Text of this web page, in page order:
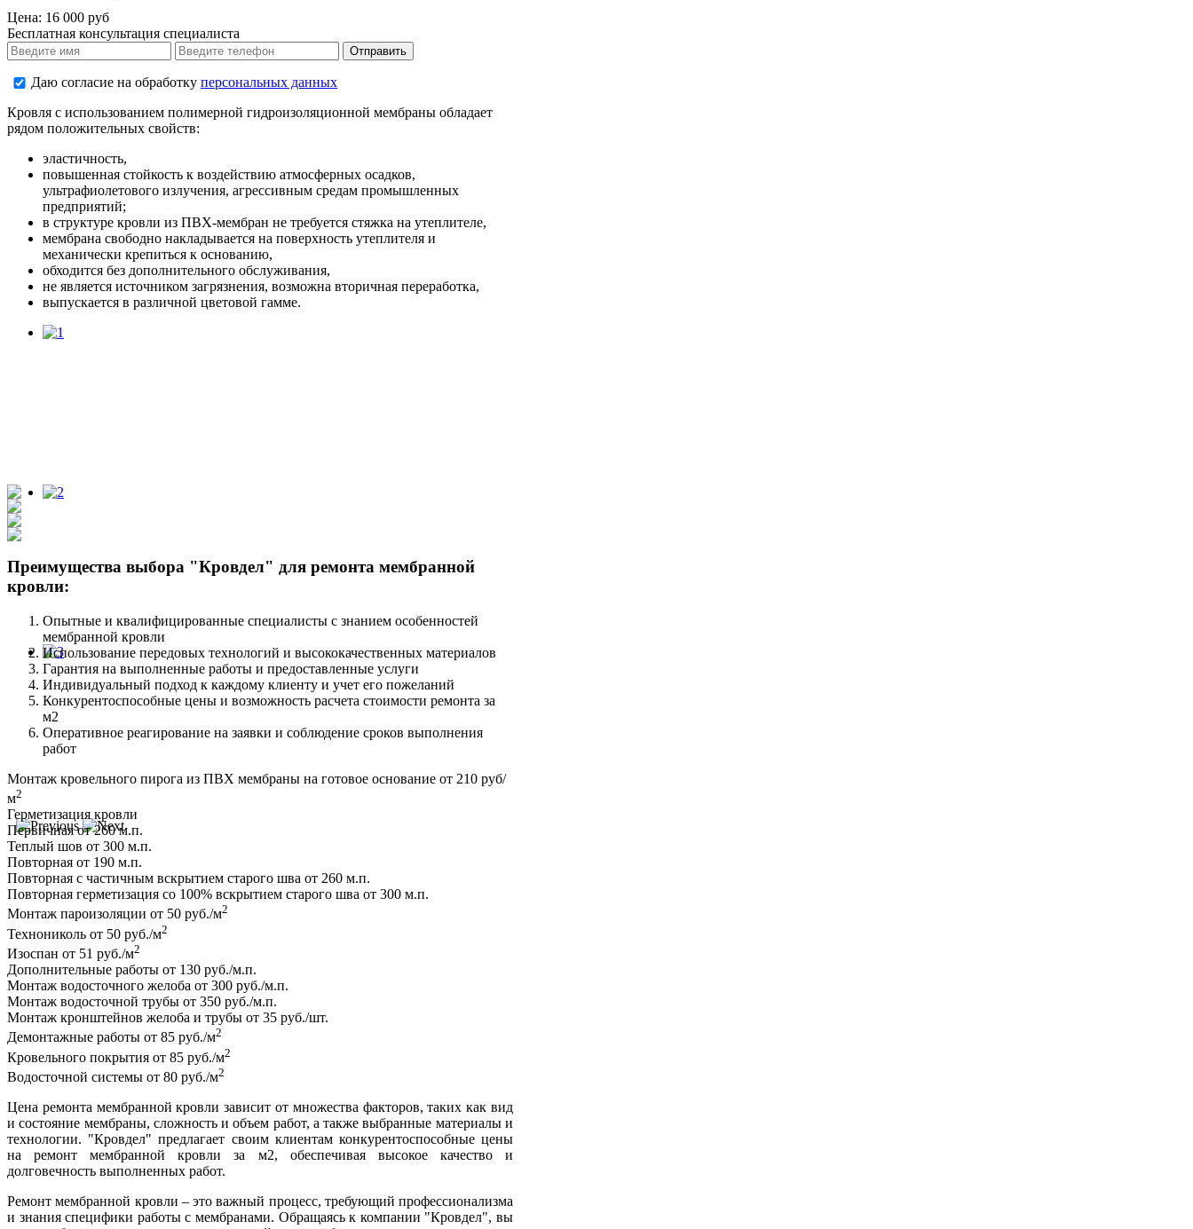
Цена: 16 000 руб
Бесплатная консультация специалиста
Даю согласие на обработку персональных данных
Кровля с использованием полимерной гидроизоляционной мембраны обладает
рядом положительных свойств:
эластичность,
повышенная стойкость к воздействию атмосферных осадков,
ультрафиолетового излучения, агрессивным средам промышленных
предприятий;
в структуре кровли из ПВХ-мембран не требуется стяжка на утеплителе,
мембрана свободно накладывается на поверхность утеплителя и
механически крепиться к основанию,
обходится без дополнительного обслуживания,
не является источником загрязнения, возможна вторичная переработка,
выпускается в различной цветовой гамме.
Преимущества выбора "Кровдел" для ремонта мембранной
кровли:
Опытные и квалифицированные специалисты с знанием особенностей
мембранной кровли
Использование передовых технологий и высококачественных материалов
Гарантия на выполненные работы и предоставленные услуги
Индивидуальный подход к каждому клиенту и учет его пожеланий
Конкурентоспособные цены и возможность расчета стоимости ремонта за
м2
Оперативное реагирование на заявки и соблюдение сроков выполнения
работ
Монтаж кровельного пирога из ПВХ мембраны на готовое основание от 210 руб/
м2
Герметизация кровли
Первичная от 260 м.п.
Теплый шов от 300 м.п.
Повторная от 190 м.п.
Повторная с частичным вскрытием старого шва от 260 м.п.
Повторная герметизация со 100% вскрытием старого шва от 300 м.п.
Монтаж пароизоляции от 50 руб./м2
Технониколь от 50 руб./м2
Изоспан от 51 руб./м2
Дополнительные работы от 130 руб./м.п.
Монтаж водосточного желоба от 300 руб./м.п.
Монтаж водосточной трубы от 350 руб./м.п.
Монтаж кронштейнов желоба и трубы от 35 руб./шт.
Демонтажные работы от 85 руб./м2
Кровельного покрытия от 85 руб./м2
Водосточной системы от 80 руб./м2
Цена ремонта мембранной кровли зависит от множества факторов, таких как вид
и состояние мембраны, сложность и объем работ, а также выбранные материалы и
технологии. "Кровдел" предлагает своим клиентам конкурентоспособные цены
на ремонт мембранной кровли за м2, обеспечивая высокое качество и
долговечность выполненных работ.
Ремонт мембранной кровли – это важный процесс, требующий профессионализма
и знания специфики работы с мембранами. Обращаясь к компании "Кровдел", вы